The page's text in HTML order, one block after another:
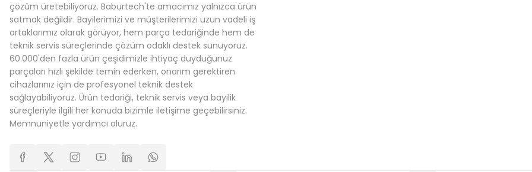
çözüm üretebiliyoruz. Baburtech'te amacımız yalnızca ürün
satmak değildir. Bayilerimizi ve müşterilerimizi uzun vadeli iş
ortaklarımız olarak görüyor, hem parça tedariğinde hem de
teknik servis süreçlerinde çözüm odaklı destek sunuyoruz.
60.000'den fazla ürün çeşidimizle ihtiyaç duyduğunuz
parçaları hızlı şekilde temin ederken, onarım gerektiren
cihazlarınız için de profesyonel teknik destek
sağlayabiliyoruz. Ürün tedariği, teknik servis veya bayilik
süreçleriyle ilgili her konuda bizimle iletişime geçebilirsiniz.
Memnuniyetle yardımcı oluruz.